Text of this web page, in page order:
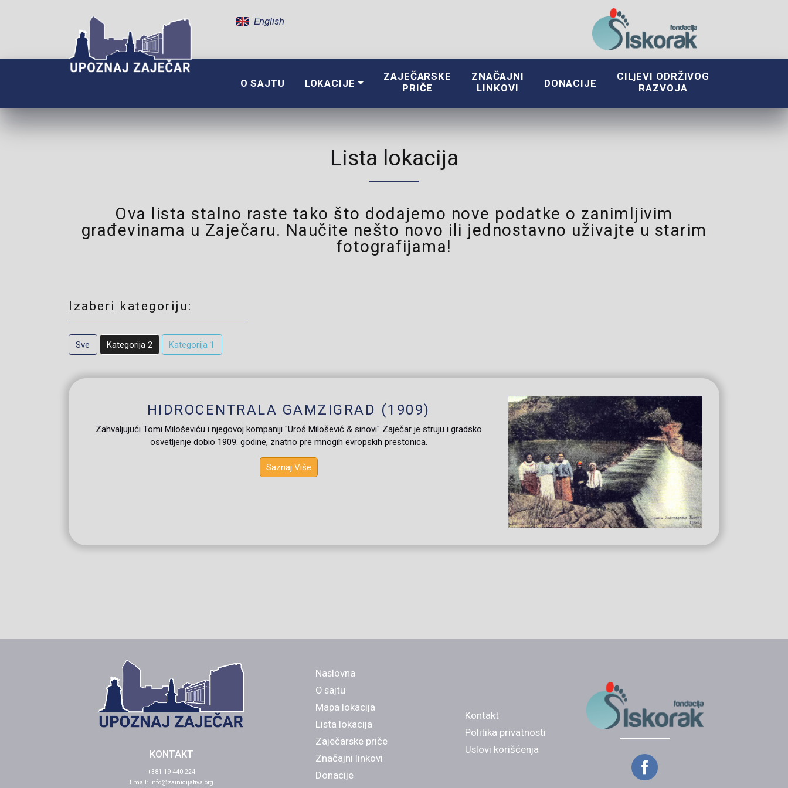
English
O SAJTU LOKACIJE
ZAJEČARSKE
PRIČE
ZNAČAJNI
LINKOVI
DONACIJE
CILjEVI ODRŽIVOG
RAZVOJA
Lista lokacija
Ova lista stalno raste tako što dodajemo nove podatke o zanimljivim
građevinama u Zaječaru. Naučite nešto novo ili jednostavno uživajte u starim
fotografijama!
Izaberi kategoriju:
Sve Kategorija 2 Kategorija 1
HIDROCENTRALA GAMZIGRAD (1909)
Zahvaljujući Tomi Miloševiću i njegovoj kompaniji "Uroš Milošević & sinovi" Zaječar je struju i gradsko
osvetljenje dobio 1909. godine, znatno pre mnogih evropskih prestonica.
Saznaj Više
KONTAKT
+381 19 440 224
Email: info@zainicijativa.org
Naslovna
O sajtu
Mapa lokacija
Lista lokacija
Zaječarske priče
Značajni linkovi
Donacije
Kontakt
Politika privatnosti
Uslovi korišćenja